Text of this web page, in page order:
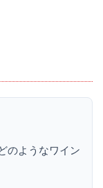
のようなワイン